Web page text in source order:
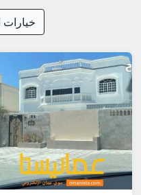
مواقف)، حالة الفلة.
3. قارن الأسعار:
4. ابحث عن "رخيصة"، "مفروشة"، "جديدة" أو "عائلية".
5. للإيجار الآمن: زر
الإيجار بعد التوقيع.
أضف إعلان فلتك الآن
مفروشة – واجذب
إيجار الفلل في مسقط